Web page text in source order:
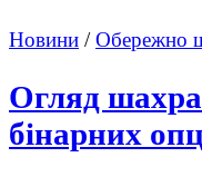
Новини /Обережно
Огляд
бінарних